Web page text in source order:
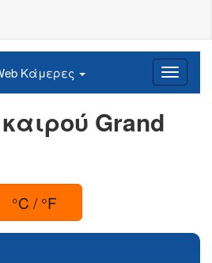
Κάμερες
Grand
°C / °F